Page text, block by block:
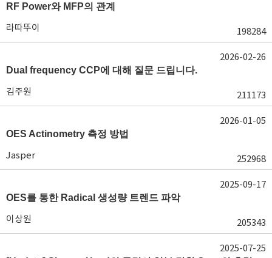
RF Power와 MFP의 관계
라따뚜이 198284
Dual frequency CCP에 대해 질문 드립니다.
김주원 211173
2026-02-26
OES Actinometry 측정 방법
Jasper 252968
2026-01-05
OES를 통한 Radical 생성량 트렌드 파악
이상원 205343
2025-09-17
2025-07-25